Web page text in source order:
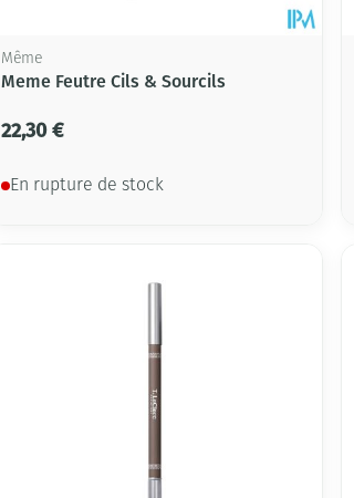
Même
Meme Feutre Cils & Sourcils
22,30 €
En rupture de stock